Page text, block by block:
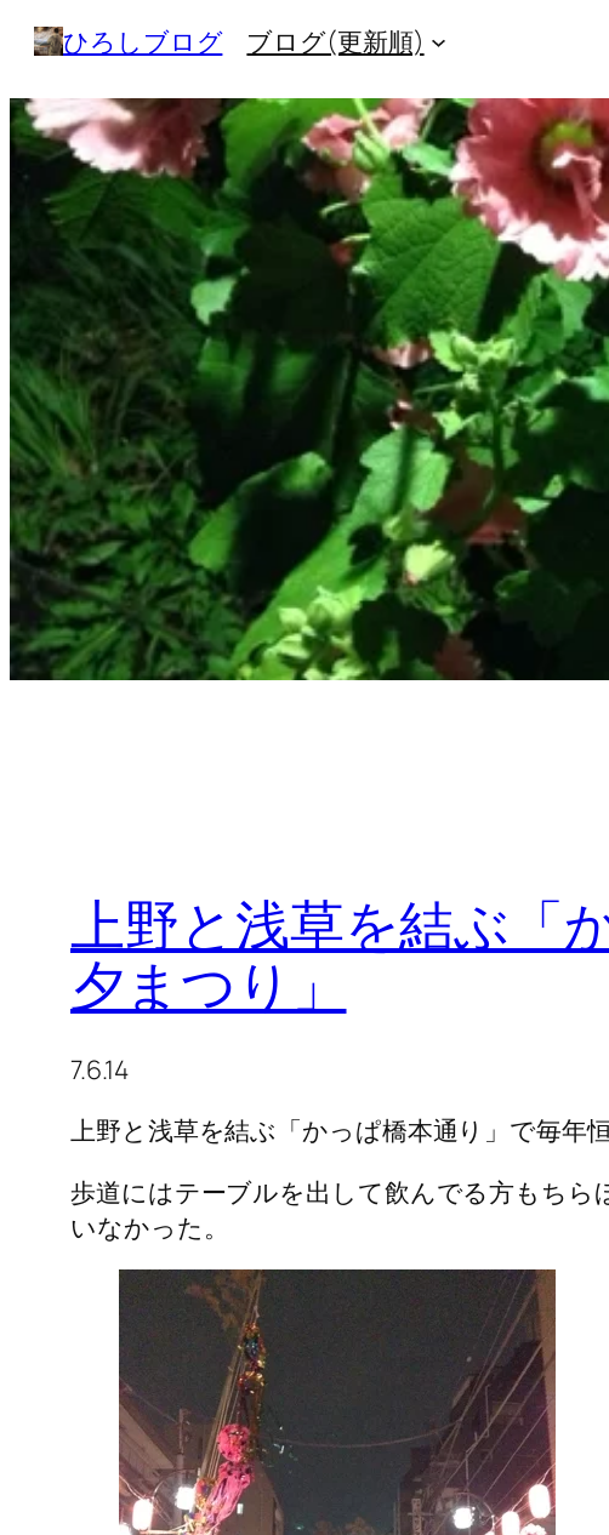
を
ス
キ
ひろしブログ ブログ(更新順)
上野と浅草を結ぶ「
夕まつり」
7.6.14
上野と浅草を結ぶ「かっぱ橋本通り」で毎年
歩道にはテーブルを出して飲んでる方もち
いなかった。